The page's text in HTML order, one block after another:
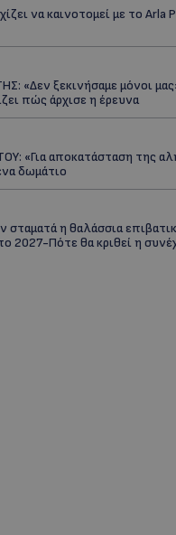
να καινοτομεί με το Arla
«Δεν ξεκινήσαμε μόνοι
πώς άρχισε η έρευνα
«Για αποκατάσταση της
δωμάτιο
η θαλάσσια
2027-Πότε θα κριθεί η